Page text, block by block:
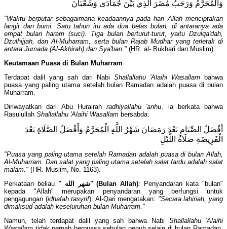
وَالْمُحَرَّمُ وَرَجَبُ مُضَرَ الَّذِي بَيْنَ جُمَادَى وَشَعْبَانَ
"Waktu berputar sebagaimana keadaannya pada hari Allah menciptakan
langit dan bumi. Satu tahun itu ada dua belas bulan, di antaranya ada
empat bulan haram (suci). Tiga bulan berturut-turut, yaitu Dzulqa'dah,
Dzulhijjah, dan Al-Muharram, serta bulan Rajab Mudhar yang terletak di
antara Jumada (Al-Akhirah) dan Sya'ban." (HR. al- Bukhari dan Muslim)
Keutamaan Puasa di Bulan Muharram
Terdapat dalil yang sah dari Nabi Shallallahu 'Alaihi Wasallam bahwa
puasa yang paling utama setelah bulan Ramadan adalah puasa di bulan
Muharram.
Diriwayatkan dari Abu Hurairah radhiyallahu 'anhu, ia berkata bahwa
Rasulullah Shallallahu 'Alaihi Wasallam bersabda:
أفْضَلُ الصِّيَامِ بَعْدَ رَمَضَانَ شَهْرُ اللَّهِ الْمُحَرَّمُ وَأَفْضَلُ الصَّلَاةِ بَعْدَ
الْفَرِيضَةِ صَلَاةُ اللَّيْلِ
"Puasa yang paling utama setelah Ramadan adalah puasa di bulan Allah,
Al-Muharram. Dan salat yang paling utama setelah salat fardu adalah salat
malam." (HR. Muslim, No. 1163).
Perkataan beliau " شهر الله" (Bulan Allah): Penyandaran kata "bulan"
kepada "Allah" merupakan penyandaran yang berfungsi untuk
pengagungan (idhafah tasyrif). Al-Qari mengatakan: "Secara lahiriah, yang
dimaksud adalah keseluruhan bulan Muharram."
Namun, telah terdapat dalil yang sah bahwa NabiShallallahu 'Alaihi